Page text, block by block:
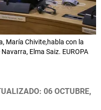
María Chivite,habla con la
Elma Saiz. EUROPA
06 OCTUBRE,